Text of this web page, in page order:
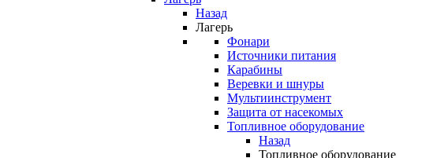
Назад
Лагерь
Фонари
Источники питания
Карабины
Веревки и шнуры
Мультиинструмент
Защита от насекомых
Топливное оборудование
Назад
Топливное оборудование